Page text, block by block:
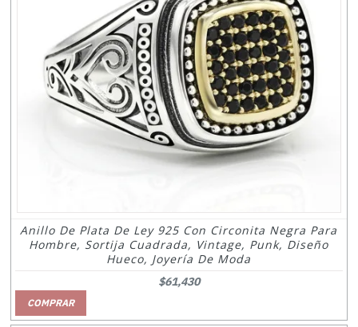
Anillo De Plata De Ley 925 Con Circonita Negra Para
Hombre, Sortija Cuadrada, Vintage, Punk, Diseño
Hueco, Joyería De Moda
$61,430
COMPRAR